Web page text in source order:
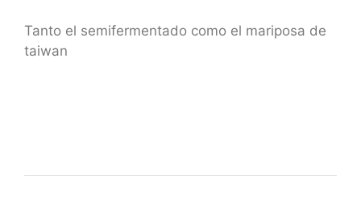
Tanto el semifermentado como el mariposa de
taiwan